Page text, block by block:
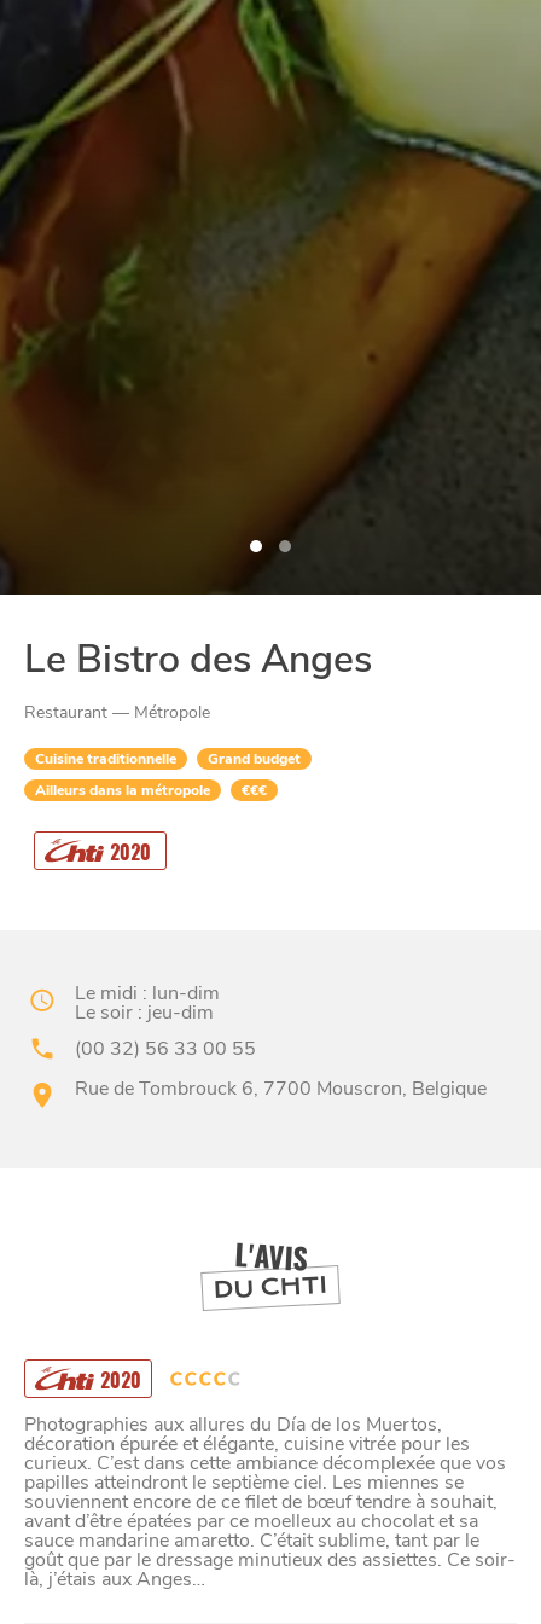
Le Bistro des Anges
Restaurant — Métropole
Cuisine traditionnelle
Grand budget
Ailleurs dans la métropole
€€€
2020
L'AVIS
DU CHTI
2020
Photographies aux allures du Día de los Muertos,
décoration épurée et élégante, cuisine vitrée pour les
curieux. C’est dans cette ambiance décomplexée que vos
papilles atteindront le septième ciel. Les miennes se
souviennent encore de ce filet de bœuf tendre à souhait,
avant d’être épatées par ce moelleux au chocolat et sa
sauce mandarine amaretto. C’était sublime, tant par le
goût que par le dressage minutieux des assiettes. Ce soir-
là, j’étais aux Anges…
Le midi : lun-dim
Le soir : jeu-dim
(00 32) 56 33 00 55
Rue de Tombrouck 6, 7700 Mouscron, Belgique
DEPUIS 1973